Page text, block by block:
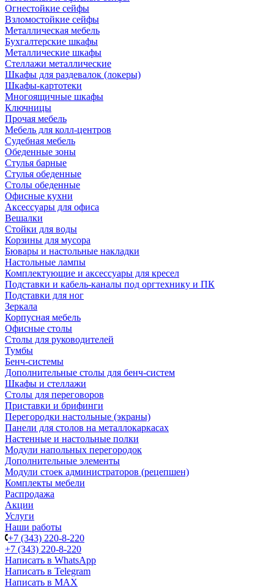
Огнестойкие сейфы
Взломостойкие сейфы
Металлическая мебель
Бухгалтерские шкафы
Металлические шкафы
Стеллажи металлические
Шкафы для раздевалок (локеры)
Шкафы-картотеки
Многоящичные шкафы
Ключницы
Прочая мебель
Мебель для колл-центров
Судебная мебель
Обеденные зоны
Стулья барные
Стулья обеденные
Столы обеденные
Офисные кухни
Аксессуары для офиса
Вешалки
Стойки для воды
Корзины для мусора
Бювары и настольные накладки
Настольные лампы
Комплектующие и аксессуары для кресел
Подставки и кабель-каналы под оргтехнику и ПК
Подставки для ног
Зеркала
Корпусная мебель
Офисные столы
Столы для руководителей
Тумбы
Бенч-системы
Дополнительные столы для бенч-систем
Шкафы и стеллажи
Столы для переговоров
Приставки и брифинги
Перегородки настольные (экраны)
Панели для столов на металлокаркасах
Настенные и настольные полки
Модули напольных перегородок
Дополнительные элементы
Модули стоек администраторов (рецепшен)
Комплекты мебели
Распродажа
Акции
Услуги
Наши работы
+7 (343) 220-8-220
+7 (343) 220-8-220
Написать в WhatsApp
Написать в Telegram
Написать в MAX